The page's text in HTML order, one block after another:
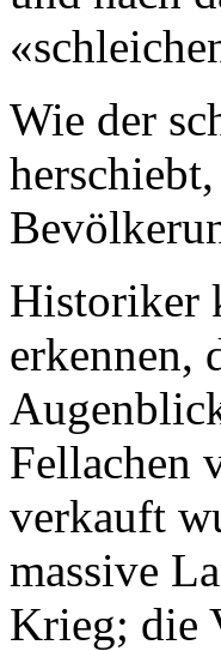
Wie der
Historiker
erkennen,
Fellachen
verkauft
massive
Krieg; die